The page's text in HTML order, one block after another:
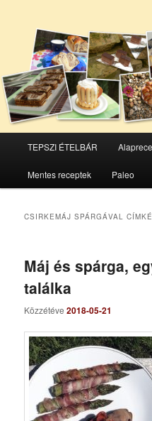
Tovább
az
elsődleges
Tovább
a
másodlagos
TEPSZI ÉTELBÁR
Mentes receptek Paleo
CSIRKEMÁJ SPÁRGÁVAL
Máj és spárga,
találka
Közzétéve2018-05-21